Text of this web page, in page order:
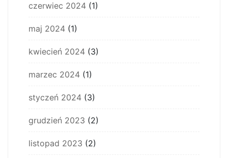
czerwiec 2024 (1)
maj 2024 (1)
kwiecień 2024 (3)
marzec 2024 (1)
styczeń 2024 (3)
grudzień 2023 (2)
listopad 2023 (2)